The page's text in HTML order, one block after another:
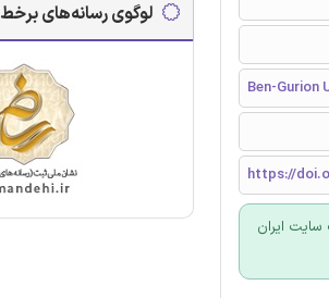
Ben-Gurion
https://
ایران
لوگوی رسانه‌های برخط